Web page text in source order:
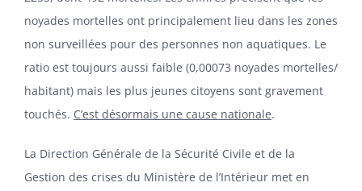
noyades mortelles ont principalement lieu dans les zones
non surveillées pour des personnes non aquatiques. Le
ratio est toujours aussi faible (0,00073 noyades mortelles/
habitant) mais les plus jeunes citoyens sont gravement
touchés. C’est désormais une cause nationale.
La Direction Générale de la Sécurité Civile et de la
Gestion des crises du Ministère de l’Intérieur met en